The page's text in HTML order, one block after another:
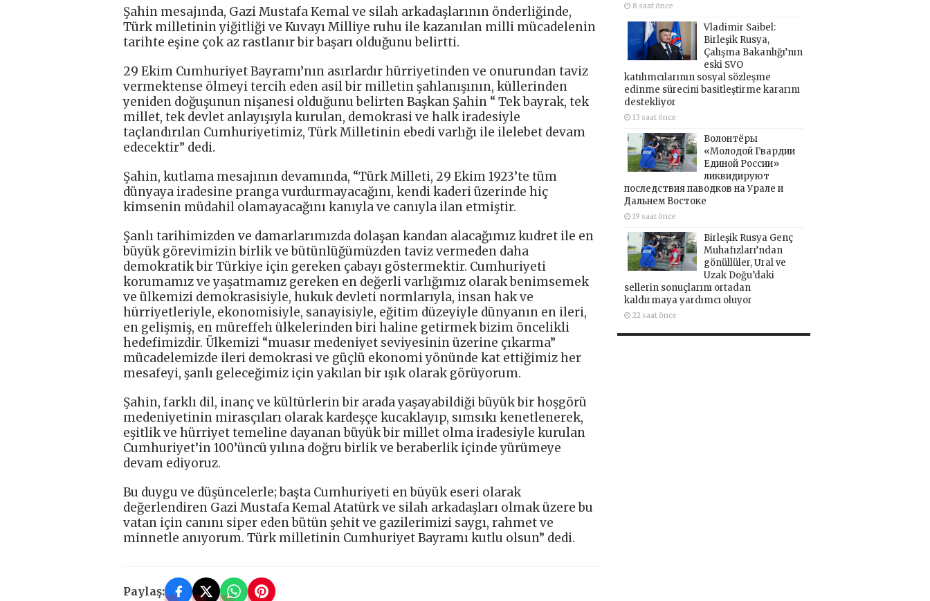
Şahin mesajında, Gazi Mustafa Kemal ve silah arkadaşlarının önderliğinde,
Türk milletinin yiğitliği ve Kuvayı Milliye ruhu ile kazanılan milli mücadelenin
tarihte eşine çok az rastlanır bir başarı olduğunu belirtti.
29 Ekim Cumhuriyet Bayramı’nın asırlardır hürriyetinden ve onurundan taviz
vermektense ölmeyi tercih eden asil bir milletin şahlanışının, küllerinden
yeniden doğuşunun nişanesi olduğunu belirten Başkan Şahin “ Tek bayrak, tek
millet, tek devlet anlayışıyla kurulan, demokrasi ve halk iradesiyle
taçlandırılan Cumhuriyetimiz, Türk Milletinin ebedi varlığı ile ilelebet devam
edecektir” dedi.
Şahin, kutlama mesajının devamında, “Türk Milleti, 29 Ekim 1923’te tüm
dünyaya iradesine pranga vurdurmayacağını, kendi kaderi üzerinde hiç
kimsenin müdahil olamayacağını kanıyla ve canıyla ilan etmiştir.
Şanlı tarihimizden ve damarlarımızda dolaşan kandan alacağımız kudret ile en
büyük görevimizin birlik ve bütünlüğümüzden taviz vermeden daha
demokratik bir Türkiye için gereken çabayı göstermektir. Cumhuriyeti
korumamız ve yaşatmamız gereken en değerli varlığımız olarak benimsemek
ve ülkemizi demokrasisiyle, hukuk devleti normlarıyla, insan hak ve
hürriyetleriyle, ekonomisiyle, sanayisiyle, eğitim düzeyiyle dünyanın en ileri,
en gelişmiş, en müreffeh ülkelerinden biri haline getirmek bizim öncelikli
hedefimizdir. Ülkemizi “muasır medeniyet seviyesinin üzerine çıkarma”
mücadelemizde ileri demokrasi ve güçlü ekonomi yönünde kat ettiğimiz her
mesafeyi, şanlı geleceğimiz için yakılan bir ışık olarak görüyorum.
Şahin, farklı dil, inanç ve kültürlerin bir arada yaşayabildiği büyük bir hoşgörü
medeniyetinin mirasçıları olarak kardeşçe kucaklayıp, sımsıkı kenetlenerek,
eşitlik ve hürriyet temeline dayanan büyük bir millet olma iradesiyle kurulan
Cumhuriyet’in 100’üncü yılına doğru birlik ve beraberlik içinde yürümeye
devam ediyoruz.
Bu duygu ve düşüncelerle; başta Cumhuriyeti en büyük eseri olarak
değerlendiren Gazi Mustafa Kemal Atatürk ve silah arkadaşları olmak üzere bu
vatan için canını siper eden bütün şehit ve gazilerimizi saygı, rahmet ve
minnetle anıyorum. Türk milletinin Cumhuriyet Bayramı kutlu olsun” dedi.
Paylaş:
8 saat önce
Vladimir Saibel:
Birleşik Rusya,
Çalışma Bakanlığı’nın
eski SVO
katılımcılarının sosyal sözleşme
edinme sürecini basitleştirme kararını
destekliyor
13 saat önce
Волонтёры
«Молодой Гвардии
Единой России»
ликвидируют
последствия паводков на Урале и
Дальнем Востоке
19 saat önce
Birleşik Rusya Genç
Muhafızları’ndan
gönüllüler, Ural ve
Uzak Doğu’daki
sellerin sonuçlarını ortadan
kaldırmaya yardımcı oluyor
22 saat önce